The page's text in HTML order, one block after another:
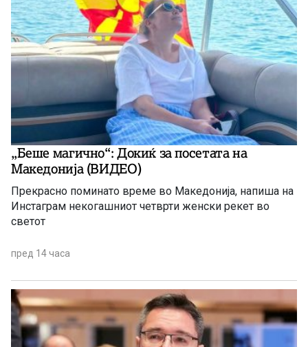
„Беше магично“: Докиќ за посетата на
Македонија (ВИДЕО)
Прекрасно поминато време во Македонија, напиша на
Инстаграм некогашниот четврти женски рекет во
светот
пред 14 часа